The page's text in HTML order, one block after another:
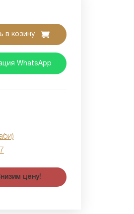
в козину
WhatsApp
цену!